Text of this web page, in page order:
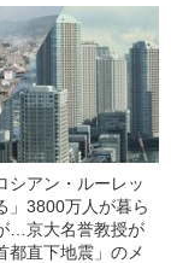
シアン・ルーレッ
」3800万人が暮ら
…京大名誉教授が
都直下地震」のメ